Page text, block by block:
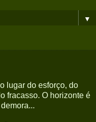
▼
lugar do esforço, do
fracasso. O horizonte é